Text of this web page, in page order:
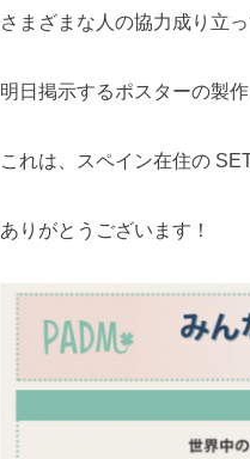
さまざまな人の協力成り立
明日掲示するポスターの製作
これは、スペイン在住の
ありがとうございます！